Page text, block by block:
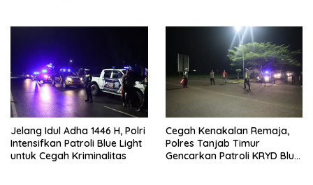
Jelang Idul Adha 1446 H, Polri
Intensifkan Patroli Blue Light
untuk Cegah Kriminalitas
Cegah Kenakalan Remaja,
Polres Tanjab Timur
Gencarkan Patroli KRYD Blue